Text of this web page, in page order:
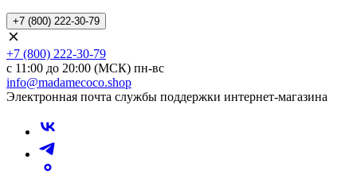
+7 (800) 222-30-79
+7 (800) 222-30-79
с 11:00 до 20:00 (МСК) пн-вс
info@madamecoco.shop
Электронная почта службы поддержки интернет-магазина